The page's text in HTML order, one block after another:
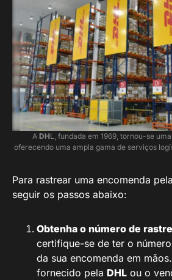
A DHL, fundada em 1969, tornou-se
oferecendo uma ampla gama de serviços
Para rastrear uma encomenda pela
seguir os passos abaixo:
Obtenha o número de
certifique-se de ter o
da sua encomenda em
fornecido pela DHL ou o